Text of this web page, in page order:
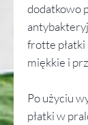
dodatkowo
frotte płatki
miękkie i
Po użyciu
płatki w